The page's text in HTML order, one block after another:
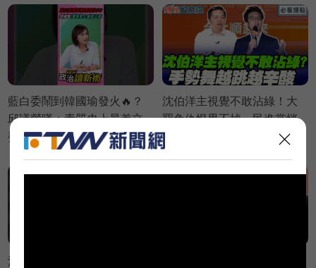
藍白委鬧到韓國瑜發火🔥？
邱議瑩嘆：素質史上最差立
委💢【政治讀新術】精彩速
沈伯洋主視覺不敢沾綠！大
罷免仇恨甩不掉…民進黨悄
放生！手勢舞越跳越辛酸！
廷【鄉民監察院】必看爆點
沈伯洋化身陽光橘男孩😍？